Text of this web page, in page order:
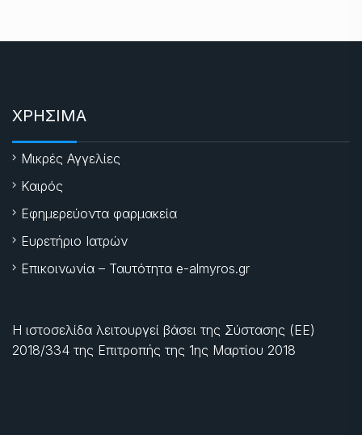
ΧΡΗΣΙΜΑ
Μικρές Αγγελίες
Καιρός
Εφημερεύοντα φαρμακεία
Ευρετήριο Ιατρών
Επικοινωνία – Ταυτότητα e-almyros.gr
Η ιστοσελίδα λειτουργεί βάσει της Σύστασης (ΕΕ)
2018/334 της Επιτροπής της 1ης Μαρτίου 2018